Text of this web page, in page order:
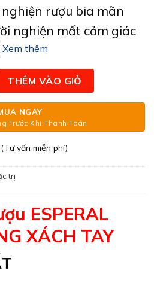
rượu bia mãn
nghiện mất cảm giác
có cồn
Xem thêm
trị nghiện rượu hiệu quả -
THÊM VÀO GIỎ
NGAY
Trước Khi Thanh Toán
(Tư vấn miễn phí)
trị
ESPERAL
XÁCH TAY